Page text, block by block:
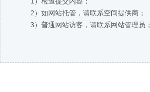
2）如网站托管，请联系空间提供商；
3）普通网站访客，请联系网站管理员；